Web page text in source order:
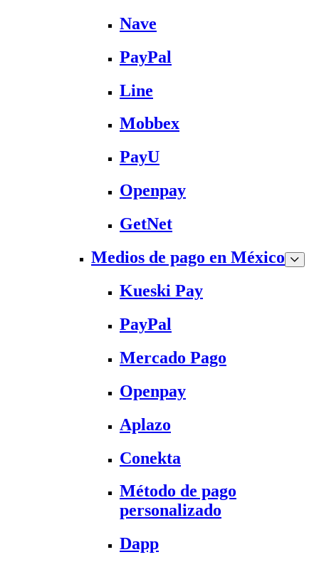
Nave
PayPal
Line
Mobbex
PayU
Openpay
GetNet
Medios de pago en México
Kueski Pay
PayPal
Mercado Pago
Openpay
Aplazo
Conekta
Método de pago
personalizado
Dapp